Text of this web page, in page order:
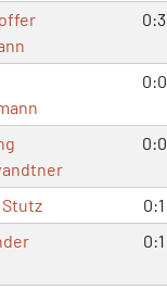
0:3
0:0
0:0
Stutz 0:1
0:1